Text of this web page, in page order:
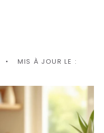
MIS À JOUR LE :